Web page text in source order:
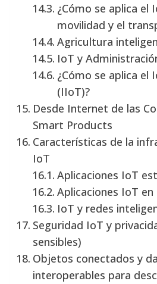
¿Cómo se aplica el
movilidad y el
Agricultura
IoT y
¿Cómo se aplica el
(IIoT)?
Desde Internet de las
Smart Products
Características de la
IoT
Aplicaciones IoT
Aplicaciones IoT en
IoT y redes
Seguridad IoT y
sensibles)
Objetos conectados y
interoperables para